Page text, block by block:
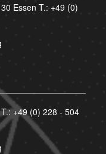
Essen T.: +49 (0)
+49 (0) 228 - 504